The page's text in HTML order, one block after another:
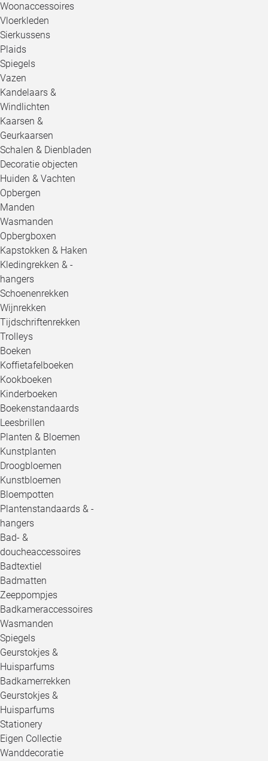
Woonaccessoires
Vloerkleden
Sierkussens
Plaids
Spiegels
Vazen
Kandelaars &
Windlichten
Kaarsen &
Geurkaarsen
Schalen & Dienbladen
Decoratie objecten
Huiden & Vachten
Opbergen
Manden
Wasmanden
Opbergboxen
Kapstokken & Haken
Kledingrekken & -
hangers
Schoenenrekken
Wijnrekken
Tijdschriftenrekken
Trolleys
Boeken
Koffietafelboeken
Kookboeken
Kinderboeken
Boekenstandaards
Leesbrillen
Planten & Bloemen
Kunstplanten
Droogbloemen
Kunstbloemen
Bloempotten
Plantenstandaards & -
hangers
Bad- &
doucheaccessoires
Badtextiel
Badmatten
Zeeppompjes
Badkameraccessoires
Wasmanden
Spiegels
Geurstokjes &
Huisparfums
Badkamerrekken
Geurstokjes &
Huisparfums
Stationery
Eigen Collectie
Wanddecoratie